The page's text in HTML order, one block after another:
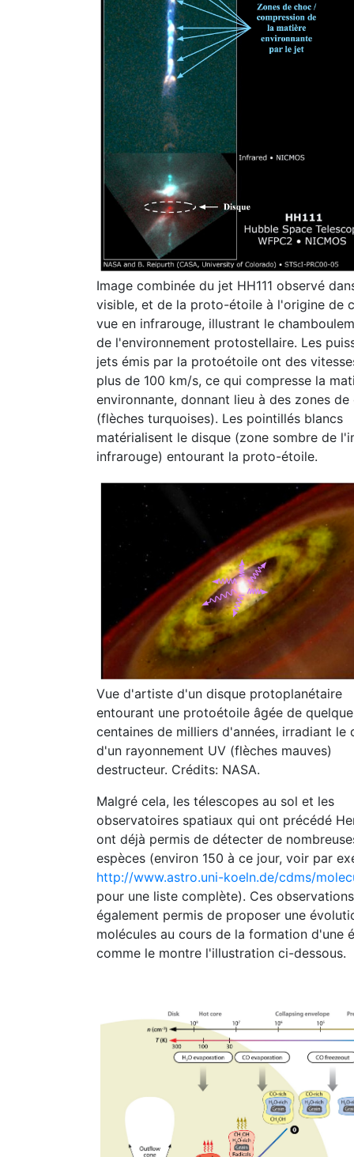
Image combinée du jet HH111 observé
visible, et de la proto-étoile à l'origine de
vue en infrarouge, illustrant le
de l'environnement protostellaire. Les
jets émis par la protoétoile ont des
plus de 100 km/s, ce qui compresse la
environnante, donnant lieu à des zones de
(flèches turquoises). Les pointillés blancs
matérialisent le disque (zone sombre de
infrarouge) entourant la proto-étoile.
Vue d'artiste d'un disque protoplanétaire
entourant une protoétoile âgée de
centaines de milliers d'années, irradiant le
d'un rayonnement UV (flèches mauves)
destructeur. Crédits: NASA.
Malgré cela, les télescopes au sol et les
observatoires spatiaux qui ont précédé
ont déjà permis de détecter de
espèces (environ 150 à ce jour, voir par
http://www.astro.uni-koeln.de/cdms/
pour une liste complète). Ces
également permis de proposer une
molécules au cours de la formation d'une
comme le montre l'illustration ci-dessous.